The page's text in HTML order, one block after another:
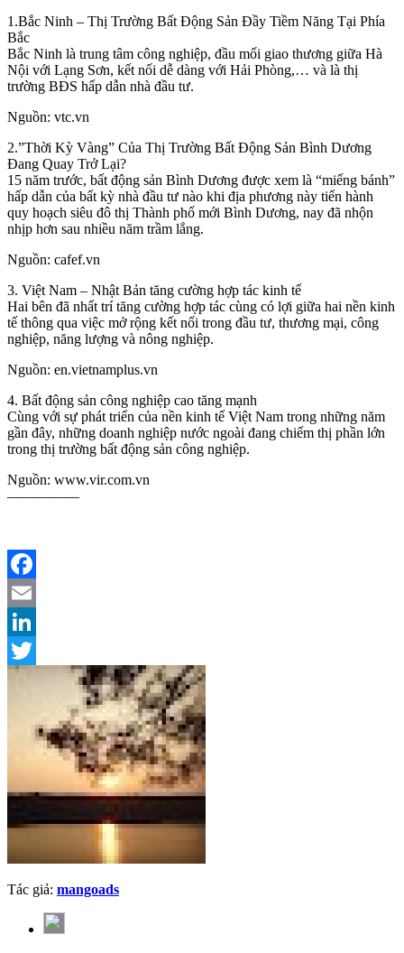
1.Bắc Ninh – Thị Trường Bất Động Sản Đầy Tiềm Năng Tại Phía
Bắc
Bắc Ninh là trung tâm công nghiệp, đầu mối giao thương giữa Hà
Nội với Lạng Sơn, kết nối dễ dàng với Hải Phòng,… và là thị
trường BĐS hấp dẫn nhà đầu tư.
Nguồn: vtc.vn
2.”Thời Kỳ Vàng” Của Thị Trường Bất Động Sản Bình Dương
Đang Quay Trở Lại?
15 năm trước, bất động sản Bình Dương được xem là “miếng bánh”
hấp dẫn của bất kỳ nhà đầu tư nào khi địa phương này tiến hành
quy hoạch siêu đô thị Thành phố mới Bình Dương, nay đã nhộn
nhịp hơn sau nhiều năm trầm lắng.
Nguồn: cafef.vn
3. Việt Nam – Nhật Bản tăng cường hợp tác kinh tế
Hai bên đã nhất trí tăng cường hợp tác cùng có lợi giữa hai nền kinh
tế thông qua việc mở rộng kết nối trong đầu tư, thương mại, công
nghiệp, năng lượng và nông nghiệp.
Nguồn: en.vietnamplus.vn
4. Bất động sản công nghiệp cao tăng mạnh
Cùng với sự phát triển của nền kinh tế Việt Nam trong những năm
gần đây, những doanh nghiệp nước ngoài đang chiếm thị phần lớn
trong thị trường bất động sản công nghiệp.
Nguồn: www.vir.com.vn
—————
Facebook
Email
LinkedIn
Tác giả: mangoads